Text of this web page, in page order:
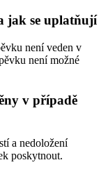
jak se uplatňují
není veden v
není možné
v případě
a nedoložení
poskytnout.